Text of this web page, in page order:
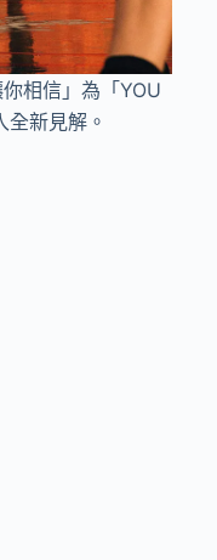
相信」為「YOU
全新見解。